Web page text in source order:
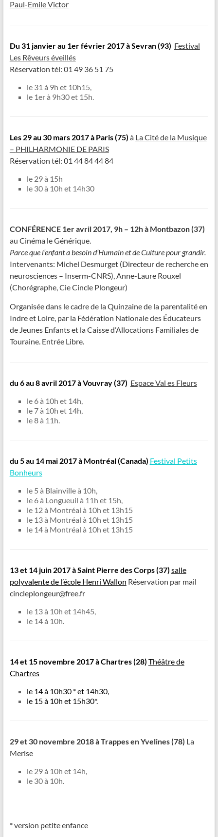
Paul-Emile Victor
Du 31 janvier au 1er février 2017 à Sevran (93) Festival
Les Rêveurs éveillés
Réservation tél: 01 49 36 51 75
le 31 à 9h et 10h15,
le 1er à 9h30 et 15h.
Les 29 au 30 mars 2017 à Paris (75) à La Cité de la Musique
– PHILHARMONIE DE PARIS
Réservation tél: 01 44 84 44 84
le 29 à 15h
le 30 à 10h et 14h30
CONFÉRENCE 1er avril 2017, 9h – 12h à Montbazon (37)
au Cinéma le Générique.
Parce que l’enfant a besoin d’Humain et de Culture pour grandir.
Intervenants: Michel Desmurget (Directeur de recherche en
neurosciences – Inserm-CNRS), Anne-Laure Rouxel
(Chorégraphe, Cie Cincle Plongeur)
Organisée dans le cadre de la Quinzaine de la parentalité en
Indre et Loire, par la Fédération Nationale des Éducateurs
de Jeunes Enfants et la Caisse d’Allocations Familiales de
Touraine. Entrée Libre.
du 6 au 8 avril 2017 à Vouvray (37) Espace Val es Fleurs
le 6 à 10h et 14h,
le 7 à 10h et 14h,
le 8 à 11h.
du 5 au 14 mai 2017 à Montréal (Canada) Festival Petits
Bonheurs
le 5 à Blainville à 10h,
le 6 à Longueuil à 11h et 15h,
le 12 à Montréal à 10h et 13h15
le 13 à Montréal à 10h et 13h15
le 14 à Montréal à 10h et 13h15
13 et 14 juin 2017 à Saint Pierre des Corps (37) salle
polyvalente de l’école Henri Wallon Réservation par mail
cincleplongeur@free.fr
le 13 à 10h et 14h45,
le 14 à 10h.
14 et 15 novembre 2017à Chartres (28) Théâtre de
Chartres
le 14 à 10h30 * et 14h30,
le 15 à 10h et 15h30*.
29 et 30 novembre 2018à Trappes en Yvelines (78) La
Merise
le 29 à 10h et 14h,
le 30 à 10h.
* version petite enfance